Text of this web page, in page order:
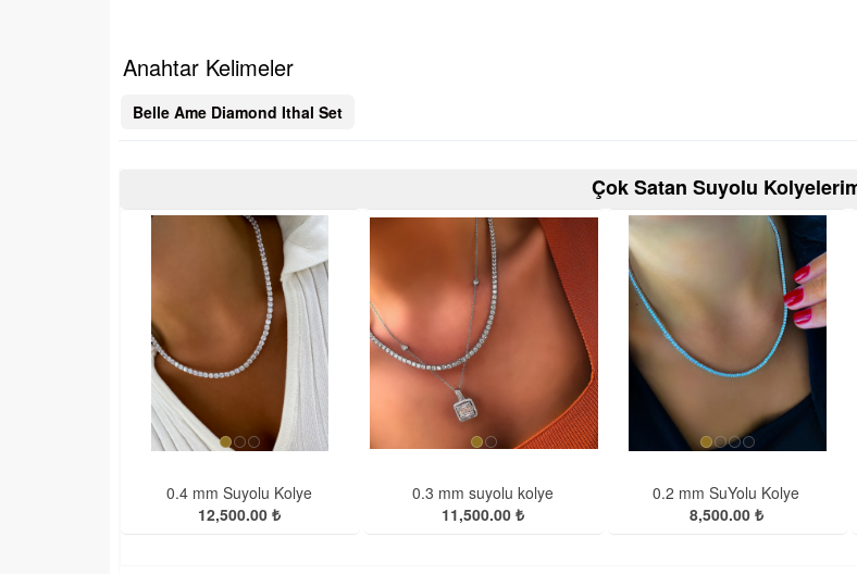
Anahtar Kelimeler
Belle Ame Diamond Ithal Set
Çok Satan Suyolu
0.4 mm Suyolu Kolye
12,500.00 ₺
0.3 mm suyolu kolye
11,500.00 ₺
0.2 mm SuYolu Kolye
8,500.00 ₺